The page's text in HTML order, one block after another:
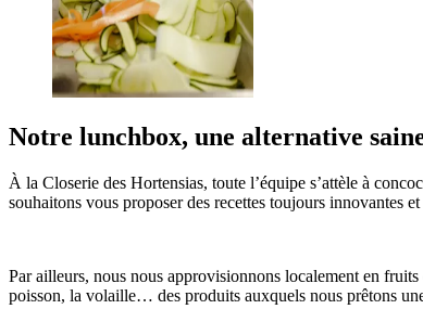
Notre lunchbox, une alternative
À la Closerie des Hortensias, toute l’équipe s’attèle à
souhaitons vous proposer des recettes toujours innovantes
Par ailleurs, nous nous approvisionnons localement en
poisson, la volaille… des produits auxquels nous prêtons